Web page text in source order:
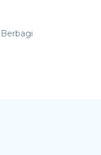
Berbagi